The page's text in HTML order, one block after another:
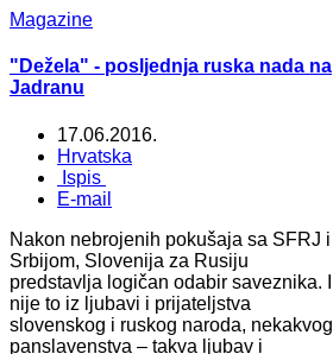
Magazine
"Dežela" - posljednja ruska nada na
Jadranu
17.06.2016.
Hrvatska
Ispis
E-mail
Nakon nebrojenih pokušaja sa SFRJ i
Srbijom, Slovenija za Rusiju
predstavlja logičan odabir saveznika. I
nije to iz ljubavi i prijateljstva
slovenskog i ruskog naroda, nekakvog
panslavenstva – takva ljubav i